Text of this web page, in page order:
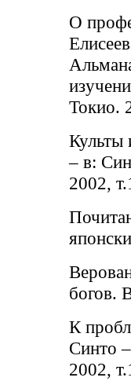
О
Токио.
Культы
– в:
2002,
богов.
К
Синто
2002,